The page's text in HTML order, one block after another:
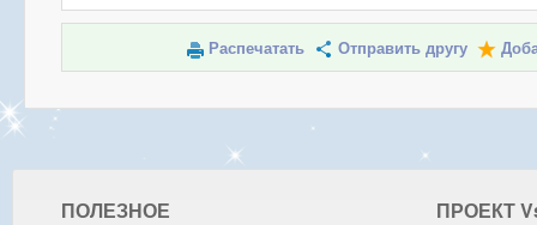
Распечатать Отправить другу
ПОЛЕЗНОЕ ПРОЕКТ V